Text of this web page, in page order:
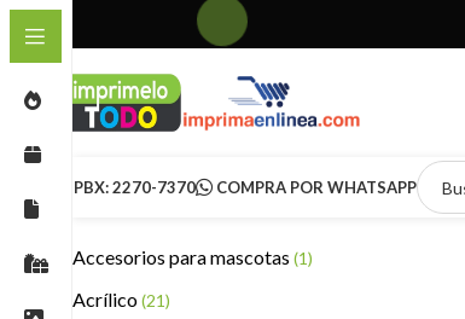
PBX: 2270-7370 COMPRA POR WHATSAPP
Accesorios para mascotas (1)
Acrílico(21)